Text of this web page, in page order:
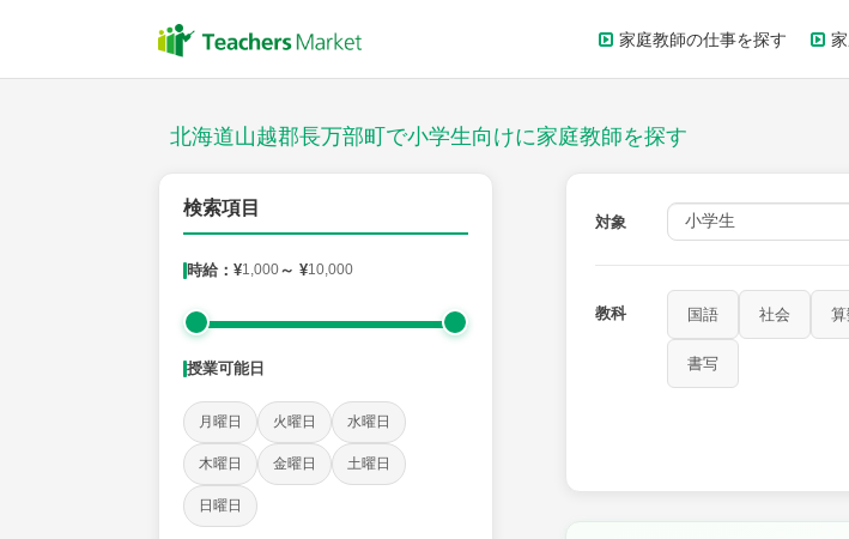
家庭教師の仕事を探す
北海道山越郡長万部町で小学生向けに家庭教師を探す
検索項目
時給：¥1,000～ ¥10,000
授業可能日
月曜日 火曜日 水曜日
木曜日 金曜日 土曜日
日曜日
対象
教科 国語 社会 算
書写
授業スタイル
社会 算数 理科
時給：¥1,000 ～ ¥10,000